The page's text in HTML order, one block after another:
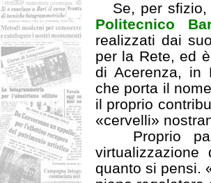
Se, per sfizio,
Politecnico
realizzati dai
per la Rete, ed
di Acerenza, in
che porta il
il proprio
«cervelli»
Proprio
quanto si pensi.